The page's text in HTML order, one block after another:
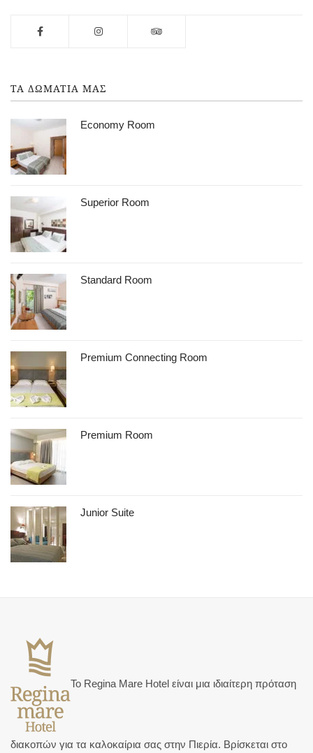
ΤΑ ΔΩΜΑΤΙΑ ΜΑΣ
Economy Room
Superior Room
Standard Room
Premium Connecting Room
Premium Room
Junior Suite
Το Regina Mare Hotel είναι μια ιδιαίτερη πρόταση
διακοπών για τα καλοκαίρια σας στην Πιερία. Βρίσκεται στο